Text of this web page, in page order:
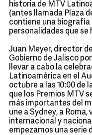
historia de MTV
(antes llamada Plaza
contiene una biografía
personalidades que se
Juan Meyer, director
Gobierno de Jalisco
llevar a cabo la
Latinoamérica en el
octubre a las 10:00 de
que los Premios MTV
más importantes del
une a Sydney, a
internacional y
empezamos una serie